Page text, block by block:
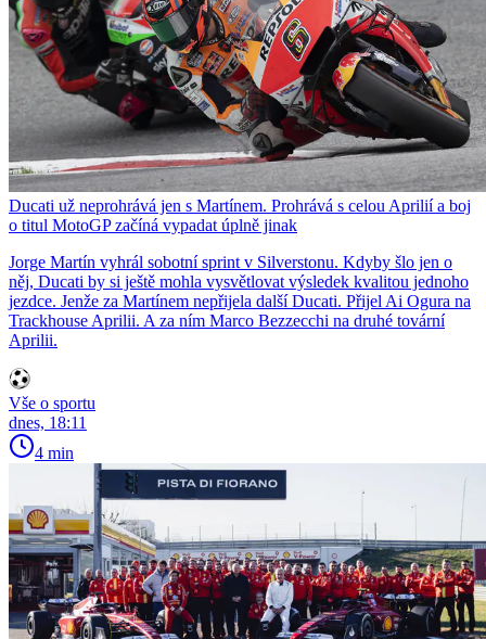
Ducati už neprohrává jen s Martínem. Prohrává s celou Aprilií a boj
o titul MotoGP začíná vypadat úplně jinak
Jorge Martín vyhrál sobotní sprint v Silverstonu. Kdyby šlo jen o
něj, Ducati by si ještě mohla vysvětlovat výsledek kvalitou jednoho
jezdce. Jenže za Martínem nepřijela další Ducati. Přijel Ai Ogura na
Trackhouse Aprilii. A za ním Marco Bezzecchi na druhé tovární
Aprilii.
Vše o sportu
dnes, 18:11
4 min